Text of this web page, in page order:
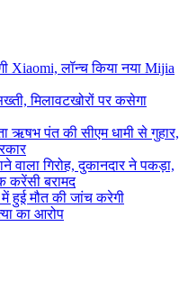
Xiaomi, लॉन्च किया नया Mijia
मिलावटखोरों पर कसेगा
पंत की सीएम धामी से गुहार,
गिरोह, दुकानदार ने पकड़ा,
करेंसी बरामद
में हुई मौत की जांच करेगी
का आरोप